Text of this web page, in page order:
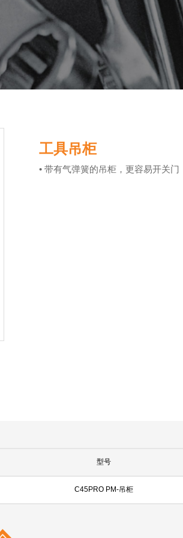
工具吊柜
• 带有气弹簧的吊柜，更容易开关门
型号
C45PRO PM-吊柜